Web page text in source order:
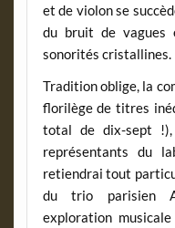
et de violon se
du bruit de vagues
sonorités cristallines.
Tradition oblige, la
florilège de titres
total de dix-sept
représentants du
retiendrai tout
du trio parisien
exploration